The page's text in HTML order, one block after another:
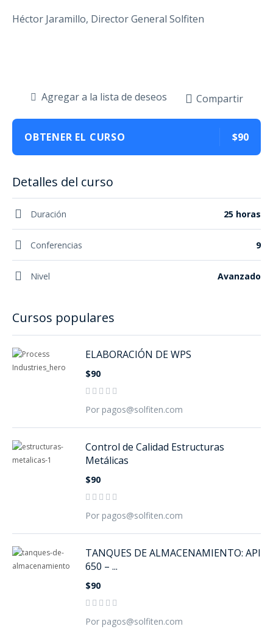
Héctor Jaramillo, Director General Solfiten
Agregar a la lista de deseos Compartir
OBTENER EL CURSO $90
Detalles del curso
Duración 25 horas
Conferencias 9
Nivel Avanzado
Cursos populares
ELABORACIÓN DE WPS
$90
Por pagos@solfiten.com
Control de Calidad Estructuras
Metálicas
$90
Por pagos@solfiten.com
TANQUES DE ALMACENAMIENTO: API
650 – ...
$90
Por pagos@solfiten.com